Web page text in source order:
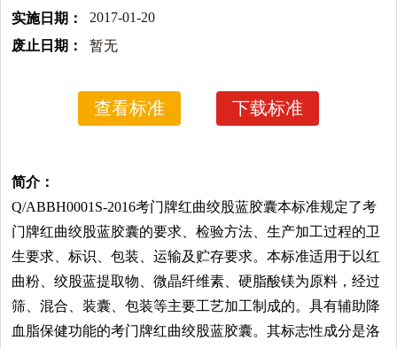
实施日期：
2017-01-20
废止日期：
暂无
查看标准 下载标准
简介：
Q/ABBH0001S-2016考门牌红曲绞股蓝胶囊本标准规定了考
门牌红曲绞股蓝胶囊的要求、检验方法、生产加工过程的卫
生要求、标识、包装、运输及贮存要求。本标准适用于以红
曲粉、绞股蓝提取物、微晶纤维素、硬脂酸镁为原料，经过
筛、混合、装囊、包装等主要工艺加工制成的。具有辅助降
血脂保健功能的考门牌红曲绞股蓝胶囊。其标志性成分是洛